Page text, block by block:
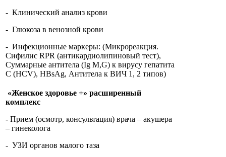
- Клинический анализ крови
- Глюкоза в венозной крови
- Инфекционные маркеры: (Микрореакция.
Сифилис RPR (антикардиолипиновый тест),
Суммарные антитела (Ig М,G) к вирусу гепатита
С (HCV), HBsAg, Антитела к ВИЧ 1, 2 типов)
«Женское здоровье +» расширенный
комплекс
- Прием (осмотр, консультация) врача – акушера
– гинеколога
- УЗИ органов малого таза